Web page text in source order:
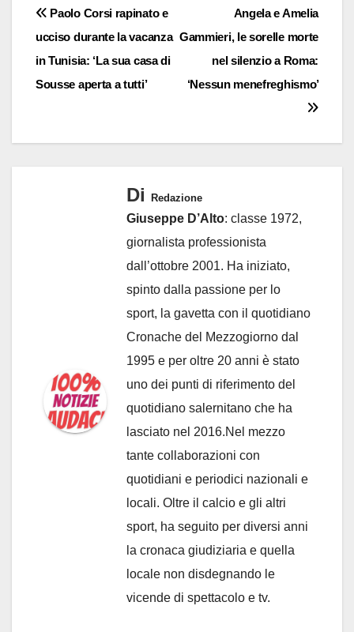
Navigazione
articoli
Angela e Amelia
Gammieri, le sorelle morte
nel silenzio a Roma:
‘Nessun menefreghismo’
Paolo Corsi rapinato e
ucciso durante la vacanza
in Tunisia: ‘La sua casa di
Sousse aperta a tutti’
Di Redazione
Giuseppe D’Alto: classe 1972,
giornalista professionista
dall’ottobre 2001. Ha iniziato,
spinto dalla passione per lo
sport, la gavetta con il quotidiano
Cronache del Mezzogiorno dal
1995 e per oltre 20 anni è stato
uno dei punti di riferimento del
quotidiano salernitano che ha
lasciato nel 2016.Nel mezzo
tante collaborazioni con
quotidiani e periodici nazionali e
locali. Oltre il calcio e gli altri
sport, ha seguito per diversi anni
la cronaca giudiziaria e quella
locale non disdegnando le
vicende di spettacolo e tv.